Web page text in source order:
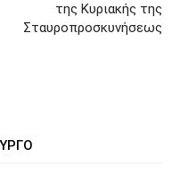
της Κυριακής της
Σταυροπροσκυνήσεως